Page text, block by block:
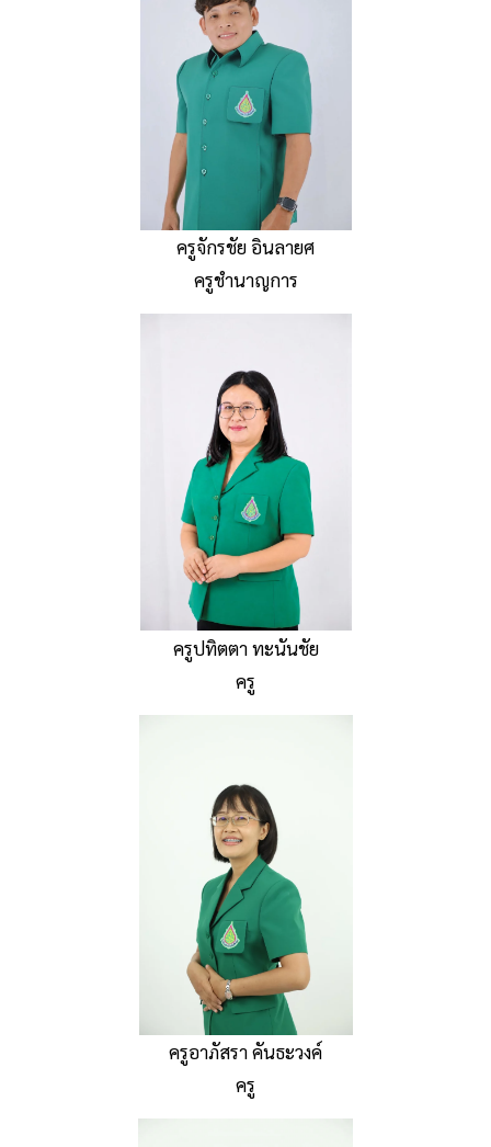
ครูจักรชัย อินลายศ
ครูชำนาญการ
ครูปทิตตา ทะนันชัย
ครู
ครูอาภัสรา คันธะวงค์
ครู